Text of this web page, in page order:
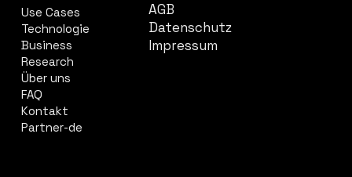
Use Cases
Technologie
Business
Research
Über uns
FAQ
Kontakt
Partner-de
AGB
Datenschutz
Impressum